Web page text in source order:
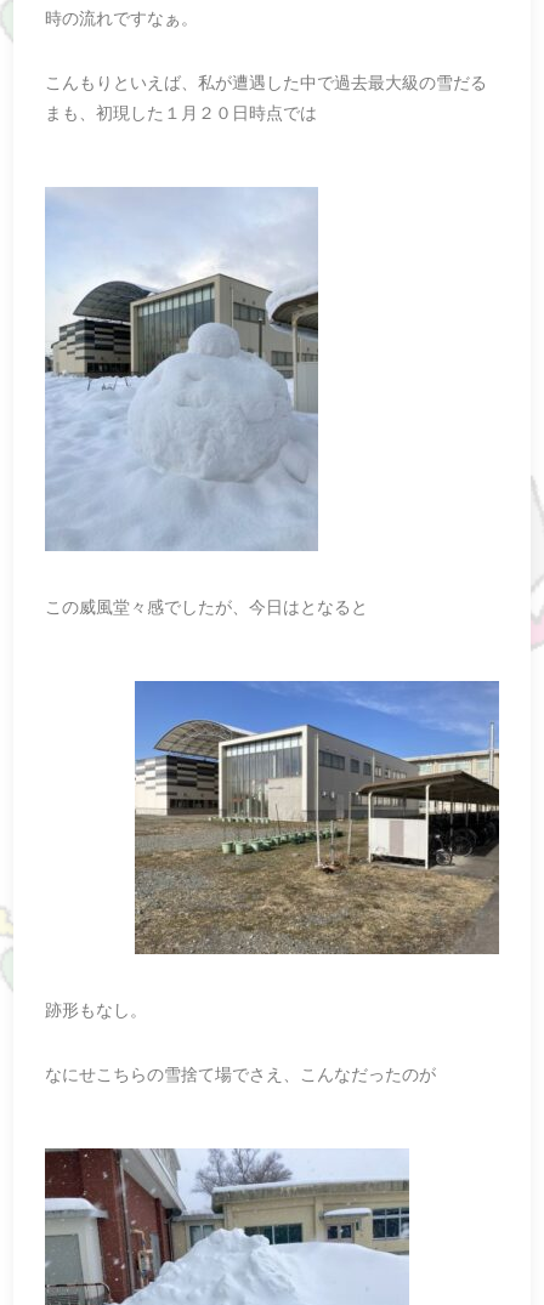
時の流れですなぁ。
こんもりといえば、私が遭遇した中で過去最大級の雪だる
まも、初現した１月２０日時点では
この威風堂々感でしたが、今日はとなると
跡形もなし。
なにせこちらの雪捨て場でさえ、こんなだったのが